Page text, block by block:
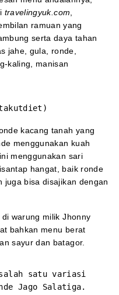
travelingyuk.com
ramuan yang
serta daya tahan
jahe, gula, ronde,
kaling, manisan
takutdiet)
kacang tanah yang
menggunakan kuah
menggunakan sari
hangat, baik ronde
juga bisa disajikan dengan
warung milik Jhonny
bahkan menu berat
sayur dan batagor.
salah satu variasi
Jago Salatiga.